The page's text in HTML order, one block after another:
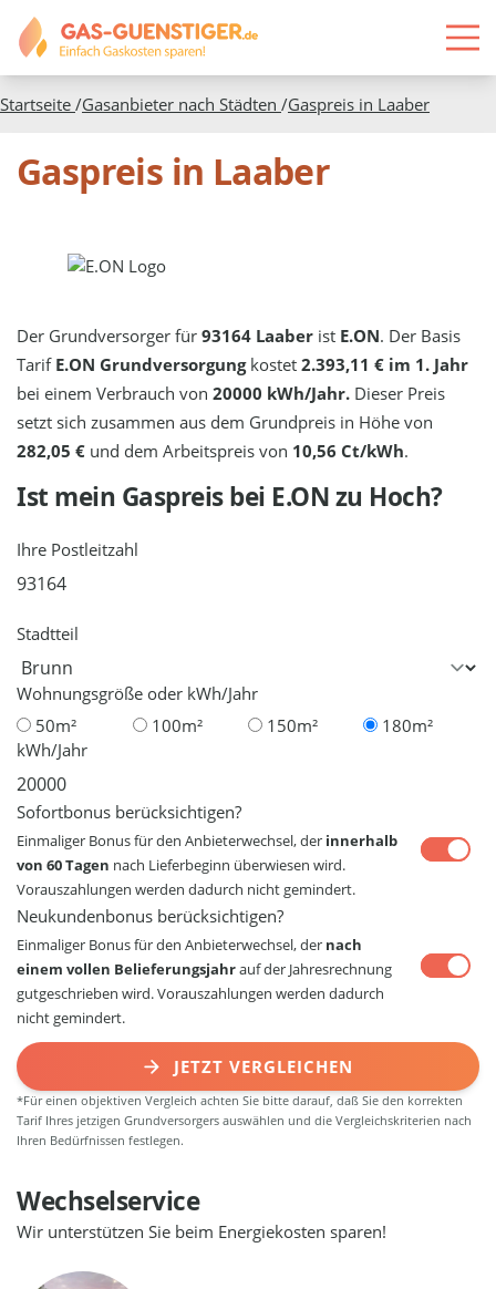
Startseite /Gasanbieter nach Städten /Gaspreis in Laaber
Gaspreis in Laaber
Der Grundversorger für93164 Laaber ist E.ON. Der Basis
Tarif E.ON Grundversorgungkostet2.393,11 € im 1. Jahr
bei einem Verbrauch von20000 kWh/Jahr. Dieser Preis
setzt sich zusammen aus dem Grundpreis in Höhe von
282,05 € und dem Arbeitspreis von 10,56 Ct/kWh.
Ist mein Gaspreis bei E.ONzu Hoch?
Ihre Postleitzahl
Stadtteil
Wohnungsgröße oder kWh/Jahr
50m²
100m² 150m²
180m²
kWh/Jahr
Sofortbonus berücksichtigen?
Einmaliger Bonus für den Anbieterwechsel, der innerhalb
von 60 Tagen nach Lieferbeginn überwiesen wird.
Vorauszahlungen werden dadurch nicht gemindert.
Neukundenbonus berücksichtigen?
Einmaliger Bonus für den Anbieterwechsel, der nach
einem vollen Belieferungsjahrauf der Jahresrechnung
gutgeschrieben wird. Vorauszahlungen werden dadurch
nicht gemindert.
JETZT VERGLEICHEN
*Für einen objektiven Vergleich achten Sie bitte darauf, daß Sie den korrekten
Tarif Ihres jetzigen Grundversorgers auswählen und die Vergleichskriterien nach
Ihren Bedürfnissen festlegen.
Wechselservice
Wir unterstützen Sie beim Energiekosten sparen!